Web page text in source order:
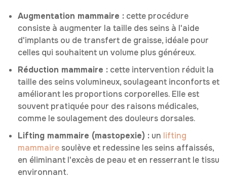
Augmentation mammaire : cette procédure
consiste à augmenter la taille des seins à l'aide
d'implants ou de transfert de graisse, idéale pour
celles qui souhaitent un volume plus généreux.
Réduction mammaire : cette intervention réduit la
taille des seins volumineux, soulageant inconforts et
améliorant les proportions corporelles. Elle est
souvent pratiquée pour des raisons médicales,
comme le soulagement des douleurs dorsales.
Lifting mammaire (mastopexie) : un lifting
mammaire soulève et redessine les seins affaissés,
en éliminant l'excès de peau et en resserrant le tissu
environnant.